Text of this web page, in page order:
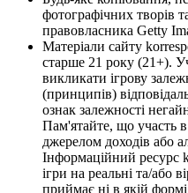
фотографічних творів
правовласника Getty
Матеріали сайту
старше 21 року (21+).
викликати ігрову
(принципів)
ознак залежності
Пам'ятайте, що участь
джерелом доходів або
Інформаційний ресурс
ігри на реальні та/або
приймає ні в якій